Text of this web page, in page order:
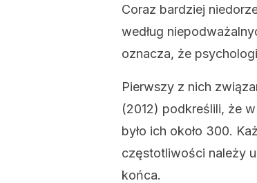
Coraz bardziej
według
oznacza, że
Pierwszy z nich
(2012) podkreślili, że w
było ich około 300.
częstotliwości należy
końca.